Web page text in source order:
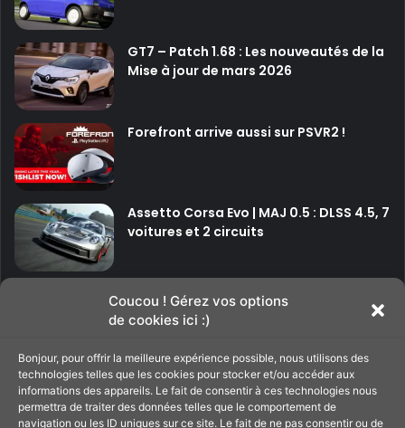
Coucou ! Gérez vos options
de cookies ici :)
Bonjour, pour offrir la meilleure expérience possible, nous utilisons des
technologies telles que les cookies pour stocker et/ou accéder aux
informations des appareils. Le fait de consentir à ces technologies nous
permettra de traiter des données telles que le comportement de
navigation ou les ID uniques sur ce site. Le fait de ne pas consentir ou de
GT7 – Patch 1.68 : Les nouveautés de la
Mise à jour de mars 2026
Forefront arrive aussi sur PSVR2 !
Assetto Corsa Evo | MAJ 0.5 : DLSS 4.5, 7
voitures et 2 circuits
P
a
e
r
P
e
u
Soutenir le site